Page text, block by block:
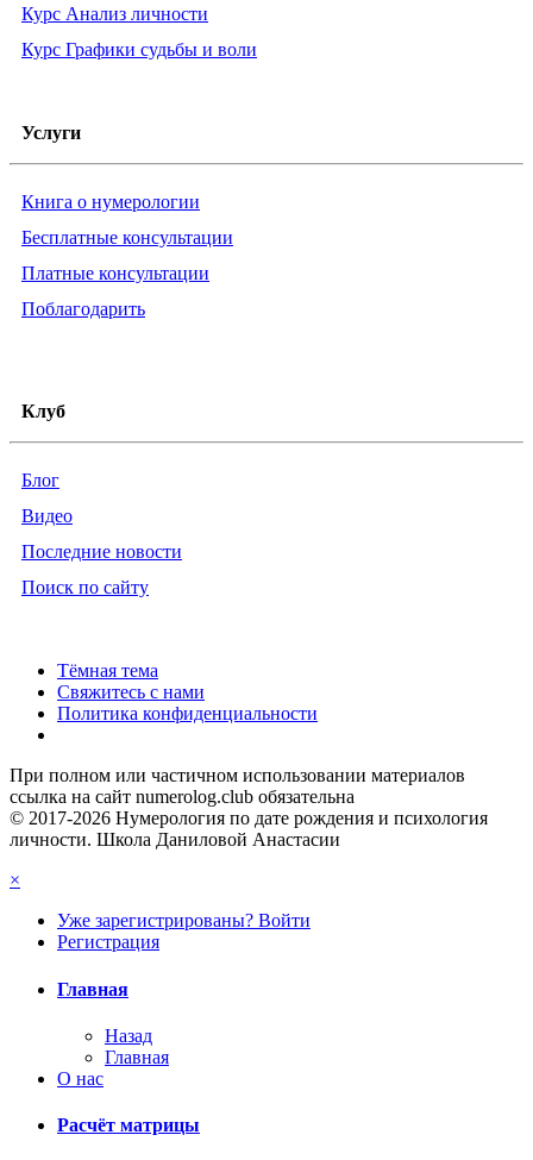
Курс Анализ личности
Курс Графики судьбы и воли
Услуги
Книга о нумерологии
Бесплатные консультации
Платные консультации
Поблагодарить
Клуб
Блог
Видео
Последние новости
Поиск по сайту
Тёмная тема
Свяжитесь с нами
Политика конфиденциальности
При полном или частичном использовании материалов
ссылка на сайт numerolog.club обязательна
© 2017-2026 Нумерология по дате рождения и психология
личности. Школа Даниловой Анастасии
×
Уже зарегистрированы? Войти
Регистрация
Главная
Назад
Главная
О нас
Расчёт матрицы